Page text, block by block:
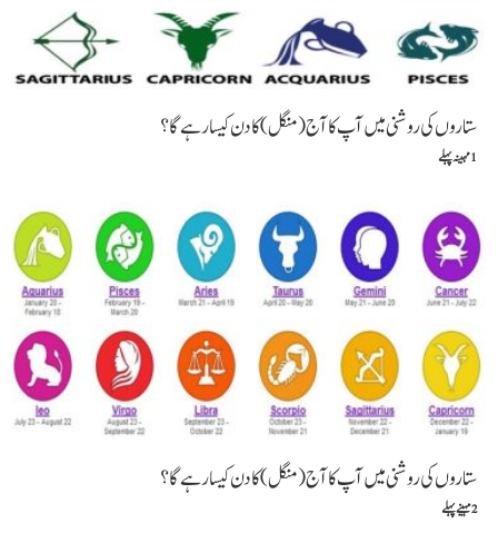
ستاروں کی روشنی میں آپ کا آج (منگل) کا دن کیسا رہے گا؟
1 مہینہ پہلے
ستاروں کی روشنی میں آپ کا آج (منگل) کا دن کیسا رہے گا ؟
2 مہینے پہلے